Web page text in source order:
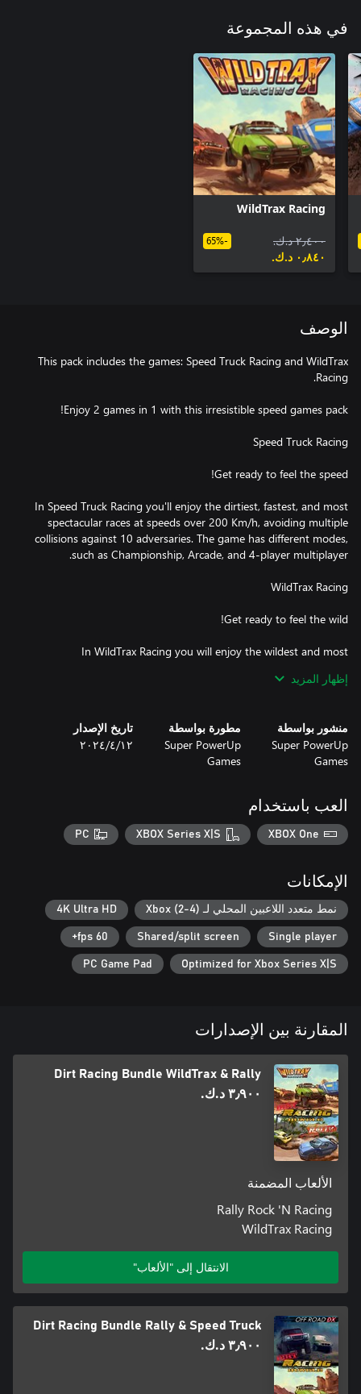
في هذه المجموعة
WildTrax Racing
٢٫٤٠٠ د.ك.‏
٠٫٨٤٠ د.ك.‏
-65%
الوصف
This pack includes the games: Speed Truck Racing and WildTrax
In Speed Truck Racing you'll enjoy the dirtiest, fastest, and most
spectacular races at speeds over 200 Km/h, avoiding multiple
collisions against 10 adversaries. The game has different modes,
In WildTrax Racing you will enjoy the wildest and most
إظهار المزيد
منشور بواسطة
Super PowerUp
Games
مطورة بواسطة
Super PowerUp
Games
تاريخ الإصدار
١٢‏/٤‏/٢٠٢٤
العب باستخدام
XBOX One
XBOX Series X|S
PC
الإمكانات
نمط متعدد اللاعبين المحلي لـ Xbox (2-4) 4K Ultra HD
Single player
Shared/split screen
60 fps+
Optimized for Xbox Series X|S
PC Game Pad
المقارنة بين الإصدارات
Dirt Racing Bundle WildTrax & Rally
٣٫٩٠٠ د.ك.‏
الألعاب المضمنة
Rally Rock 'N Racing
WildTrax Racing
الانتقال إلى "الألعاب"
Dirt Racing Bundle Rally & Speed Truck
٣٫٩٠٠ د.ك.‏